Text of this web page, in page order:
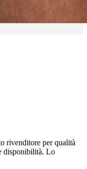
rivenditore per qualità
disponibilità. Lo